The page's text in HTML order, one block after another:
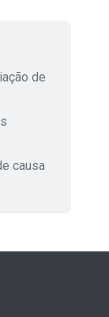
de
causa